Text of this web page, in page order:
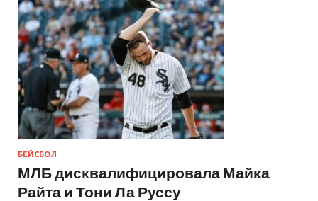
БЕЙСБОЛ
МЛБ дисквалифицировала Майка
Райта и Тони Ла Руссу